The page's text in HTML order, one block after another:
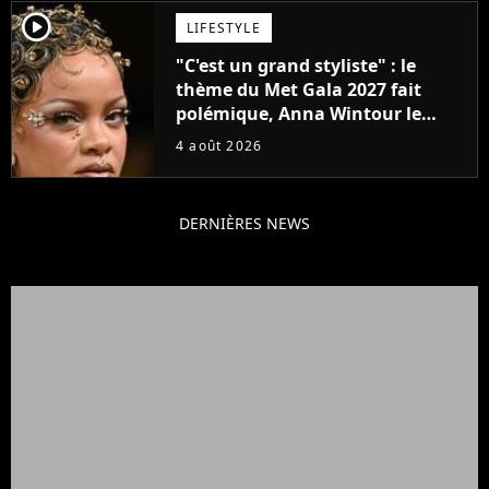
player2 LIFESTYLE
"C'est un grand styliste" : le
thème du Met Gala 2027 fait
polémique, Anna Wintour le
défend
4 août 2026
DERNIÈRES NEWS